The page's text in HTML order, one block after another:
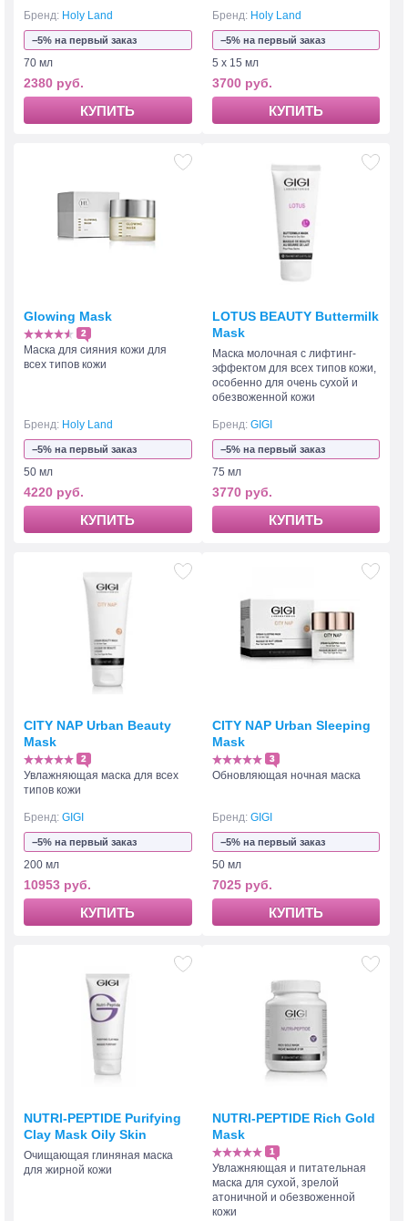
Бренд: Holy Land
−5% на первый заказ
70 мл
2380 руб.
КУПИТЬ
Бренд: Holy Land
−5% на первый заказ
5 х 15 мл
3700 руб.
КУПИТЬ
Glowing Mask
2
Маска для сияния кожи для
всех типов кожи
Бренд: Holy Land
−5% на первый заказ
50 мл
4220 руб.
КУПИТЬ
LOTUS BEAUTY Buttermilk
Mask
Маска молочная с лифтинг-
эффектом для всех типов кожи,
особенно для очень сухой и
обезвоженной кожи
Бренд: GIGI
−5% на первый заказ
75 мл
3770 руб.
КУПИТЬ
CITY NAP Urban Beauty
Mask
2
Увлажняющая маска для всех
типов кожи
Бренд: GIGI
−5% на первый заказ
200 мл
10953 руб.
КУПИТЬ
CITY NAP Urban Sleeping
Mask
3
Обновляющая ночная маска
Бренд: GIGI
−5% на первый заказ
50 мл
7025 руб.
КУПИТЬ
NUTRI-PEPTIDE Purifying
Clay Mask Oily Skin
Очищающая глиняная маска
для жирной кожи
NUTRI-PEPTIDE Rich Gold
Mask
1
Увлажняющая и питательная
маска для сухой, зрелой
атоничной и обезвоженной
кожи